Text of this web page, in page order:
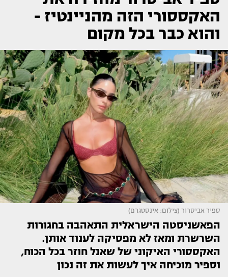
האקססורי הזה מהניינטיז -
והוא כבר בכל מקום
ספיר אביסרור (צילום: אינסטגרם)
הפאשניסטה הישראלית התאהבה בחגורות
השרשרת ומאז לא מפסיקה לענוד אותן.
האקססורי האיקוני של שאנל חוזר בכל הכוח,
וספיר מוכיחה איך לעשות את זה נכון